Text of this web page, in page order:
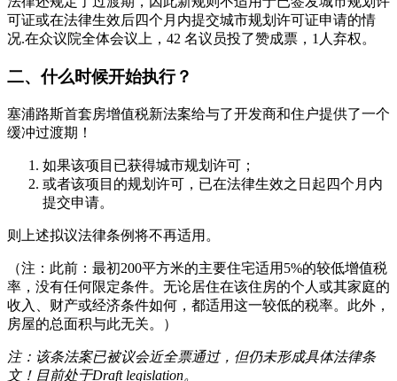
可证或在法律生效后四个月内提交城市规划许可证申请的情
况.在众议院全体会议上，42 名议员投了赞成票，1人弃权。
二、什么时候开始执行？
塞浦路斯首套房增值税新法案给与了开发商和住户提供了一个
缓冲过渡期！
如果该项目已获得城市规划许可；
或者该项目的规划许可，已在法律生效之日起四个月内
提交申请。
则上述拟议法律条例将不再适用。
（注：此前：最初200平方米的主要住宅适用5%的较低增值税
率，没有任何限定条件。无论居住在该住房的个人或其家庭的
收入、财产或经济条件如何，都适用这一较低的税率。此外，
房屋的总面积与此无关。）
注：该条法案已被议会近全票通过，但仍未形成具体法律条
文！目前处于Draft legislation。